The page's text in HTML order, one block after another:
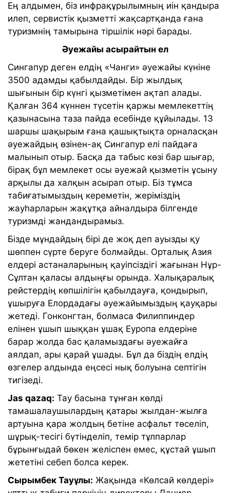
Ең алдымен, біз инфрақұрылымның иін қандыра
илеп, сервистік қызметті жақсартқанда ғана
туризмнің тамырына тіршілік нәрі барады.
Әуежайы асырайтын ел
Сингапур деген елдің «Чанги» әуежайы күніне
3500 адамды қабылдайды. Бір жылдық
шығынын бір күнгі қызметімен ақтап алады.
Қалған 364 күннен түсетін қаржы мемлекеттің
қазынасына таза пайда есебінде құйылады. 13
шаршы шақырым ғана қашықтықта орналасқан
әуежайдың өзінен-ақ Сингапур елі пайдаға
малынып отыр. Басқа да табыс көзі бар шығар,
бірақ бұл мемлекет осы әуежай қызметін ұсыну
арқылы да халқын асырап отыр. Біз тұмса
табиғатымыздың кереметін, жеріміздің
жауһарларын жақұтқа айналдыра білгенде
туризмді жандандырамыз.
Бізде мұндайдың бірі де жоқ деп ауызды қу
шөппен сүрте беруге болмайды. Орталық Азия
елдері астаналарының қауіпсіздігі жағынан Нұр-
Сұлтан қаласы алдыңғы орында. Халықаралық
рейстердің көпшілігін қабылдауға, қондырып,
ұшыруға Елордадағы әуежайымыздың қауқары
жетеді. Гонконгтан, болмаса Филиппиндер
елінен ұшып шыққан ұшақ Еуропа елдеріне
барар жолда бас қаламыздағы әуежайға
аялдап, ары қарай ұшады. Бұл да біздің елдің
өзгелер алдында еңсесі нық болуына септігін
тигізеді.
Jas qazaq: Тау басына тұнған көлді
тамашалаушылардың қатары жылдан-жылға
артуына қара жолдың бетіне асфальт төселіп,
шұрық-тесігі бүтінделіп, темір тұлпарлар
бұрынғыдай бөкен желіспен емес, құстай ұшып
жететіні себеп болса керек.
Сырымбек Тауұлы: Жақында «Көлсай көлдері»